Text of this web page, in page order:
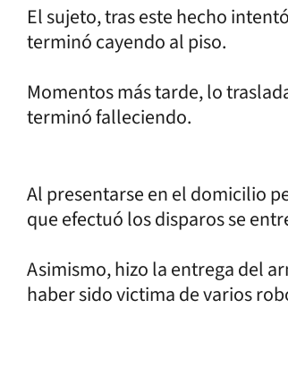
El sujeto, tras este hecho
terminó cayendo al piso.
Momentos más tarde, lo
terminó falleciendo.
Al presentarse en el domicilio
que efectuó los disparos se
Asimismo, hizo la entrega del
haber sido victima de varios